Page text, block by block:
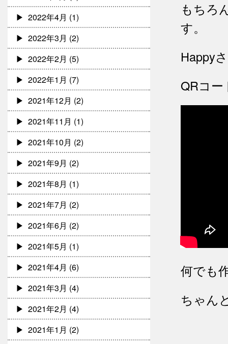
もちろ
す。
Happy
QRコ
何でも
ちゃん
2022年4月 (1)
2022年3月 (2)
2022年2月 (5)
2022年1月 (7)
2021年12月 (2)
2021年11月 (1)
2021年10月 (2)
2021年9月 (2)
2021年8月 (1)
2021年7月 (2)
2021年6月 (2)
2021年5月 (1)
2021年4月 (6)
2021年3月 (4)
2021年2月 (4)
2021年1月 (2)